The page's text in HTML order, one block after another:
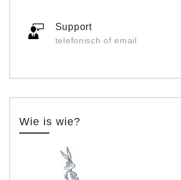
Support
telefonisch of email
Wie is wie?